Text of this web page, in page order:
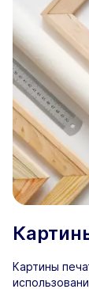
Картины